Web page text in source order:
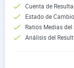
Cuenta de
Estado de
Ratios Medias del
Análisis del